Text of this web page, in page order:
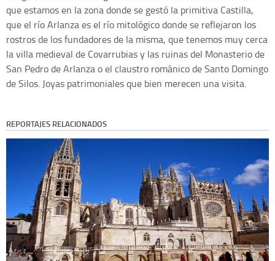
que estamos en la zona donde se gestó la primitiva Castilla,
que el río Arlanza es el río mitológico donde se reflejaron los
rostros de los fundadores de la misma, que tenemos muy cerca
la villa medieval de Covarrubias y las ruinas del Monasterio de
San Pedro de Arlanza o el claustro románico de Santo Domingo
de Silos. Joyas patrimoniales que bien merecen una visita.
REPORTAJES RELACIONADOS